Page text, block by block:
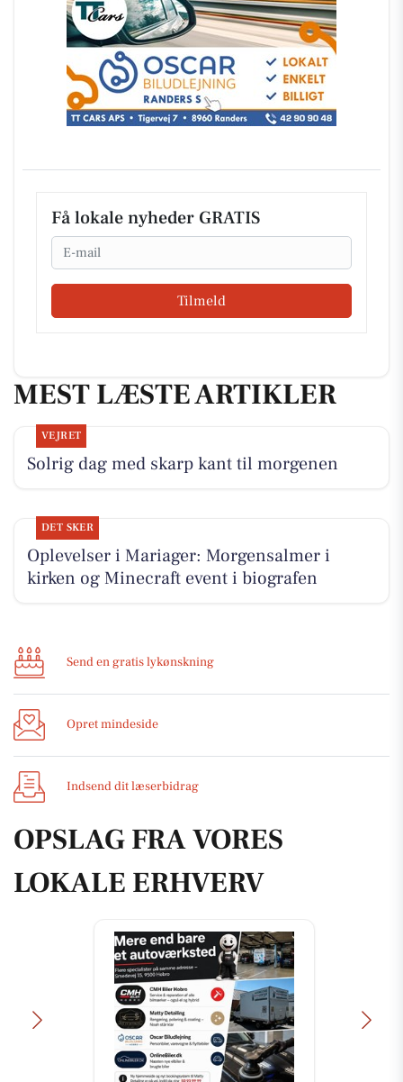
Få lokale nyheder GRATIS
Email
Tilmeld
MEST LÆSTE ARTIKLER
VEJRET
Solrig dag med skarp kant til morgenen
DET SKER
Oplevelser i Mariager: Morgensalmer i
kirken og Minecraft event i biografen
Send en gratis lykønskning
Opret mindeside
Indsend dit læserbidrag
OPSLAG FRA VORES
LOKALE ERHVERV